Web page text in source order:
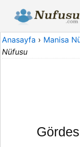
Anasayfa › Manisa
Nüfusu